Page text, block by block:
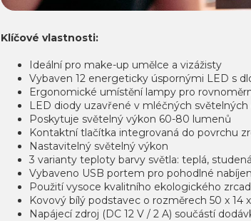
Klíčové vlastnosti:
Ideální pro make-up umělce a vizážisty
Vybaven 12 energeticky úspornými LED s
Ergonomické umístění lampy pro
LED diody uzavřené v mléčných
Poskytuje světelný výkon 60-80 lumenů
Kontaktní tlačítka integrovaná do povrchu
Nastavitelný světelný výkon
3 varianty teploty barvy světla: teplá,
Vybaveno USB portem pro pohodlné
Použití vysoce kvalitního ekologického
Kovový bílý podstavec o rozměrech 50 x 14
Napájecí zdroj (DC 12 V / 2 A) součástí